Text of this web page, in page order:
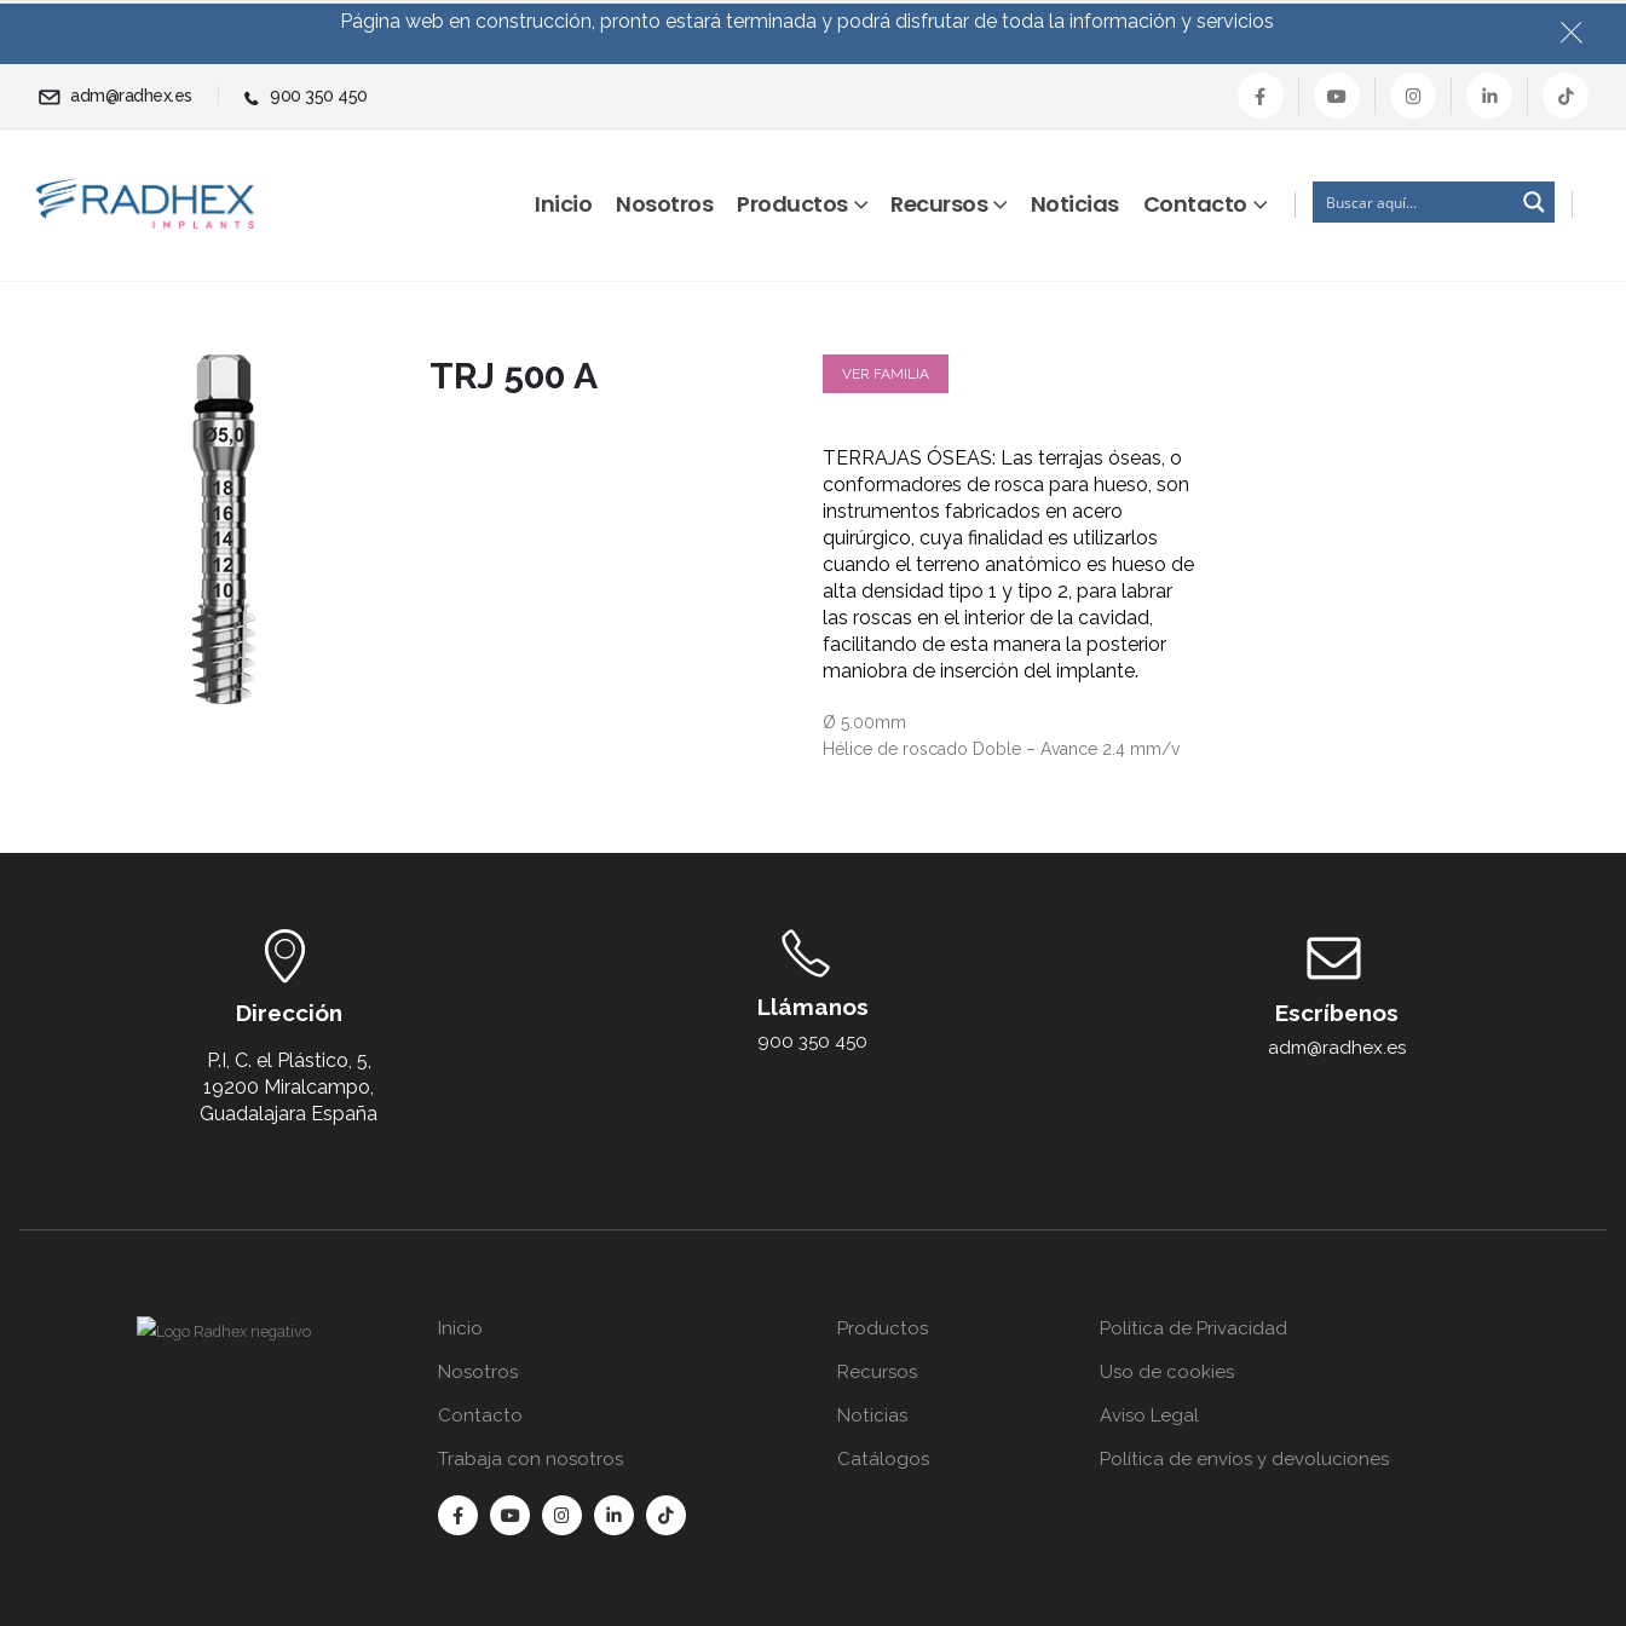
Página web en construcción, pronto estará terminada y podrá disfrutar de toda la información y servicios
adm@radhex.es 900 350 450
Inicio Nosotros Productos Recursos Noticias Contacto
TRJ 500 A VER FAMILIA
TERRAJAS ÓSEAS: Las terrajas óseas, o
conformadores de rosca para hueso, son
instrumentos fabricados en acero
quirúrgico, cuya finalidad es utilizarlos
cuando el terreno anatómico es hueso de
alta densidad tipo 1 y tipo 2, para labrar
las roscas en el interior de la cavidad,
facilitando de esta manera la posterior
maniobra de inserción del implante.
Ø 5.00mm
Hélice de roscado Doble – Avance 2.4 mm/v
Dirección
P.I, C. el Plástico, 5,
19200 Miralcampo,
Guadalajara España
Llámanos
900 350 450
Escríbenos
adm@radhex.es
Inicio
Nosotros
Contacto
Trabaja con nosotros
Productos
Recursos
Noticias
Catálogos
Política de Privacidad
Uso de cookies
Aviso Legal
Política de envíos y devoluciones